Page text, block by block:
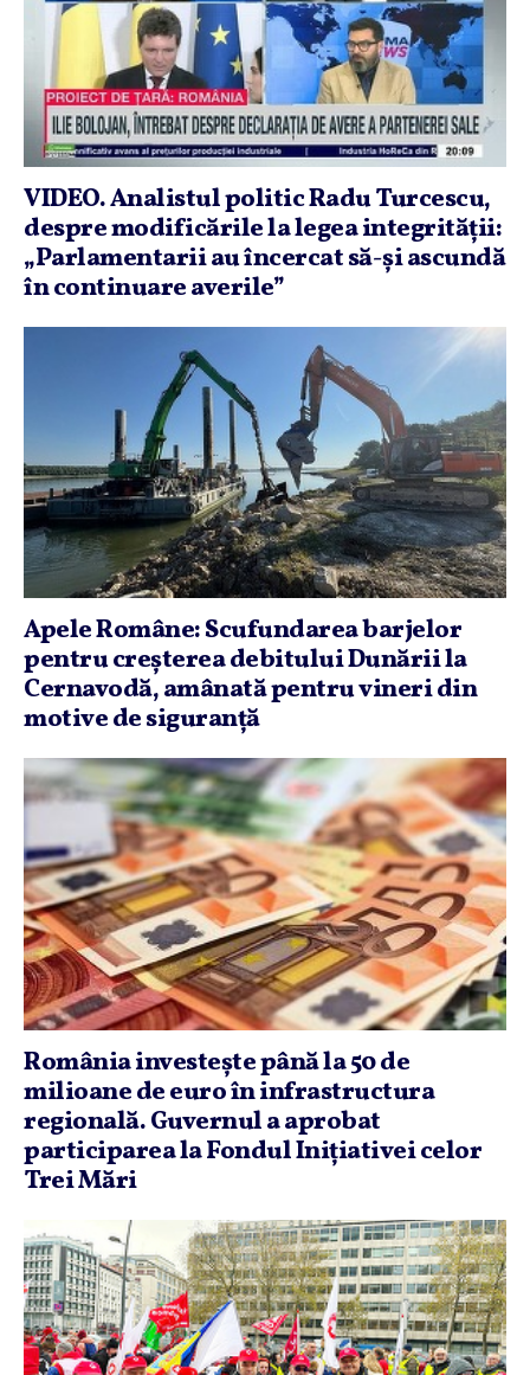
VIDEO. Analistul politic Radu Turcescu,
despre modificările la legea integrităţii:
„Parlamentarii au încercat să-şi ascundă
în continuare averile”
Apele Române: Scufundarea barjelor
pentru creşterea debitului Dunării la
Cernavodă, amânată pentru vineri din
motive de siguranţă
România investeşte până la 50 de
milioane de euro în infrastructura
regională. Guvernul a aprobat
participarea la Fondul Iniţiativei celor
Trei Mări